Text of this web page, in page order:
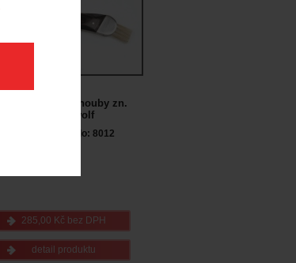
Kapesní nůž na houby zn.
Schwarzwolf
Katalogové číslo: 8012
285,00 Kč bez DPH
detail produktu